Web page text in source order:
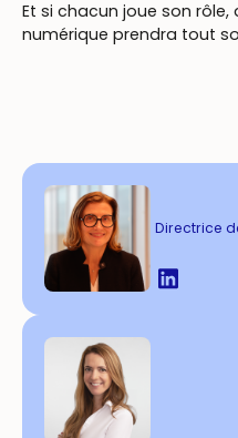
Directrice
Et si chacun joue son
numérique prendra tout